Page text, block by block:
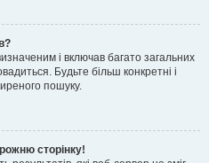
і включав багато загальних
Будьте більш конкретні і
пошуку.
сторінку!